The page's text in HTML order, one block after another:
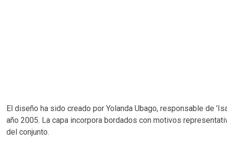
El diseño ha sido creado por Yolanda Ubago, responsable de
año 2005. La capa incorpora bordados con motivos
del conjunto.